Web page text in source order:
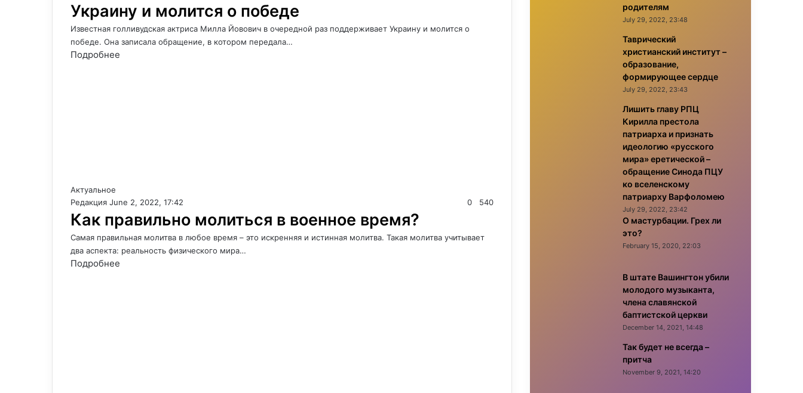
Украину и молится о победе
Известная голливудская актриса Милла Йовович в очередной раз поддерживает Украину и молится о
победе. Она записала обращение, в котором передала…
Подробнее
Актуальное
Редакция June 2, 2022, 17:42 0 540
Как правильно молиться в военное время?
Самая правильная молитва в любое время – это искренняя и истинная молитва. Такая молитва учитывает
два аспекта: реальность физического мира…
Подробнее
родителям
July 29, 2022, 23:48
Таврический
христианский институт –
образование,
формирующее сердце
July 29, 2022, 23:43
Лишить главу РПЦ
Кирилла престола
патриарха и признать
идеологию «русского
мира» еретической –
обращение Синода ПЦУ
ко вселенскому
патриарху Варфоломею
July 29, 2022, 23:42
О мастурбации. Грех ли
это?
February 15, 2020, 22:03
В штате Вашингтон убили
молодого музыканта,
члена славянской
баптистской церкви
December 14, 2021, 14:48
Так будет не всегда –
притча
November 9, 2021, 14:20